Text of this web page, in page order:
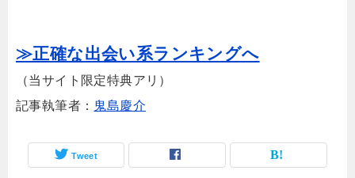
≫正確な出会い系ランキングへ
（当サイト限定特典アリ）
記事執筆者： 鬼島慶介
Tweet